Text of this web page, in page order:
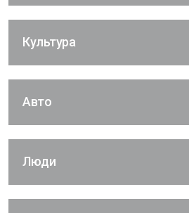
Культура
Авто
Люди